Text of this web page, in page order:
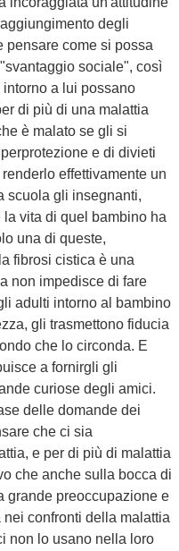
degli
pensare come si possa
sociale", così
a lui possano
di più di una malattia
è malato se gli si
e di divieti
effettivamente un
scuola gli insegnanti,
vita di quel bambino ha
una di queste,
fibrosi cistica è una
non impedisce di fare
adulti intorno al bambino
gli trasmettono fiducia
che lo circonda. E
a fornirgli gli
curiose degli amici.
delle domande dei
che ci sia
e per di più di malattia
che anche sulla bocca di
grande preoccupazione e
confronti della malattia
non lo usano nella loro